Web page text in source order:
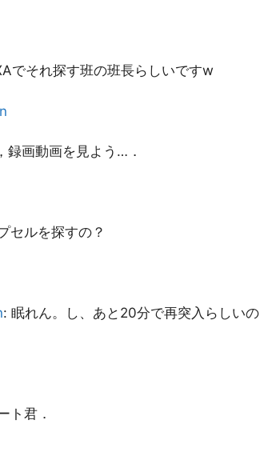
でそれ探す班の班長らしいですw
録画動画を見よう…．
セルを探すの？
: 眠れん。し、あと20分で再突入らしいの
ト君．